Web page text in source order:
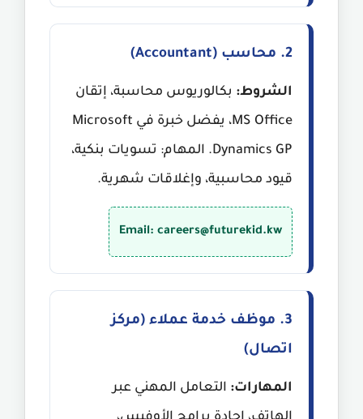
2. محاسب (Accountant)
الشروط: بكالوريوس محاسبة، إتقان
MS Office، يفضل خبرة في Microsoft
Dynamics GP. المهام: تسويات بنكية،
قيود محاسبية، وإغلاقات شهرية.
Email: careers@futurekid.kw
3. موظف خدمة عملاء (مركز
اتصال)
المهارات: التعامل المهني عبر